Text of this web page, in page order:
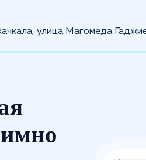
улица Магомеда